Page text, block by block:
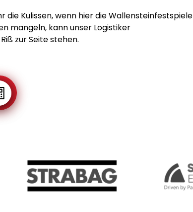
die Kulissen, wenn hier die Wallensteinfestspiele
mangeln, kann unser Logistiker
zur Seite stehen.